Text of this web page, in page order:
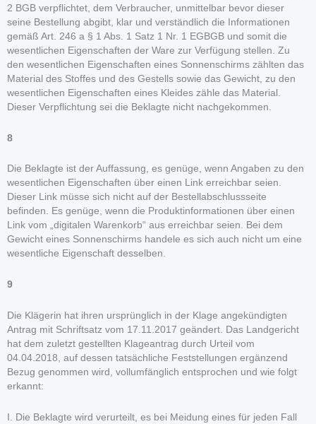
2 BGB verpflichtet, dem Verbraucher, unmittelbar bevor dieser
seine Bestellung abgibt, klar und verständlich die Informationen
gemäß Art. 246 a § 1 Abs. 1 Satz 1 Nr. 1 EGBGB und somit die
wesentlichen Eigenschaften der Ware zur Verfügung stellen. Zu
den wesentlichen Eigenschaften eines Sonnenschirms zählten das
Material des Stoffes und des Gestells sowie das Gewicht, zu den
wesentlichen Eigenschaften eines Kleides zähle das Material.
Dieser Verpflichtung sei die Beklagte nicht nachgekommen.
8
Die Beklagte ist der Auffassung, es genüge, wenn Angaben zu den
wesentlichen Eigenschaften über einen Link erreichbar seien.
Dieser Link müsse sich nicht auf der Bestellabschlussseite
befinden. Es genüge, wenn die Produktinformationen über einen
Link vom „digitalen Warenkorb“ aus erreichbar seien. Bei dem
Gewicht eines Sonnenschirms handele es sich auch nicht um eine
wesentliche Eigenschaft desselben.
9
Die Klägerin hat ihren ursprünglich in der Klage angekündigten
Antrag mit Schriftsatz vom 17.11.2017 geändert. Das Landgericht
hat dem zuletzt gestellten Klageantrag durch Urteil vom
04.04.2018, auf dessen tatsächliche Feststellungen ergänzend
Bezug genommen wird, vollumfänglich entsprochen und wie folgt
erkannt:
I. Die Beklagte wird verurteilt, es bei Meidung eines für jeden Fall